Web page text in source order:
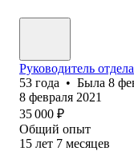
Руководитель
53 года • Была 8
8 февраля 2021
35 000 ₽
Общий опыт
15 лет 7 месяцев